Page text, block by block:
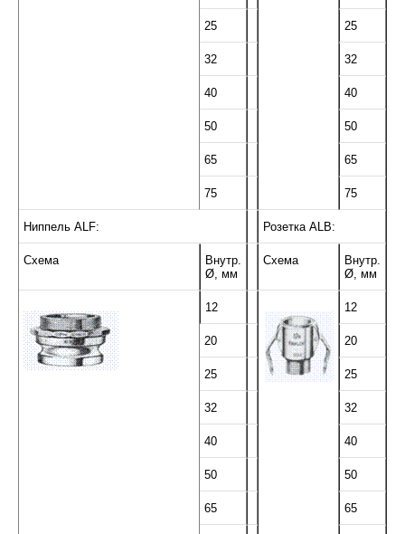
25 25
32 32
40 40
50 50
65 65
75 75
Ниппель ALF: Розетка ALB:
Схема
Внутр.
Ø, мм
Схема
Внутр.
Ø, мм
12 12
20 20
25 25
32 32
40 40
50 50
65 65